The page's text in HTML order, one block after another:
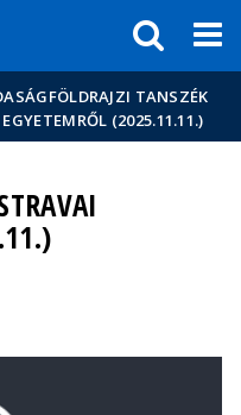
TANSZÉK
(2025.11.11.)